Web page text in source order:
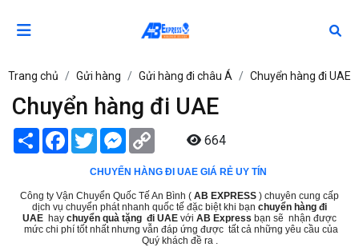
Trang chủ Gửi hàng Gửi hàng đi châu Á Chuyển hàng đi UAE
Chuyển hàng đi UAE
Share Facebook
TwitterMessenger 664
CHUYỂN HÀNG ĐI UAE GIÁ RẺ UY TÍN
Công ty Vận Chuyển Quốc Tế An Bình ( AB EXPRESS ) chuyên cung cấp
dịch vụ chuyển phát nhanh quốc tế đặc biệt khi bạn chuyển hàng đi
UAE hay chuyển quà tặng đi UAE với AB Express bạn sẽ nhận được
mức chi phí tốt nhất nhưng vẫn đáp ứng được tất cả những yêu cầu của
Quý khách đề ra .